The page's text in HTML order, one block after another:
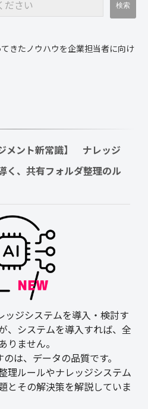
きたノウハウを企業担当者に向け
メント新常識】　ナレッジ
く、共有フォルダ整理のル
ッジシステムを導入・検討す
、システムを導入すれば、全
りません。
は、データの品質です。
理ルールやナレッジシステム
とその解決策を解説していま